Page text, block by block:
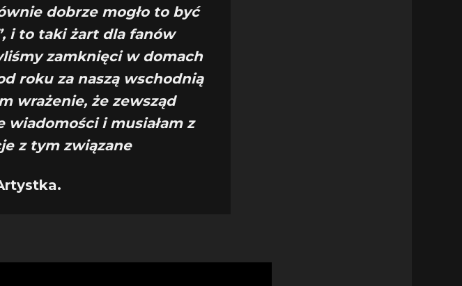
dobrze mogło to być
i to taki żart dla fanów
zamknięci w domach
roku za naszą wschodnią
wrażenie, że zewsząd
wiadomości i musiałam z
z tym związane